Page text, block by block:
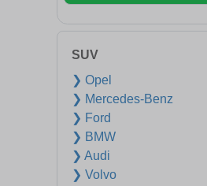
SUV
❯ Opel
❯ Mercedes-Benz
❯ Ford
❯ BMW
❯ Audi
❯ Volvo